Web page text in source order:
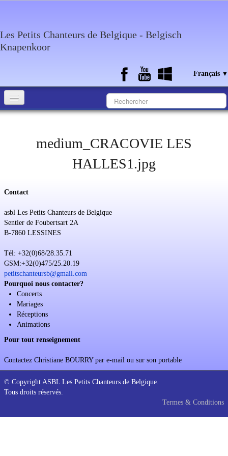
Les Petits Chanteurs de Belgique - Belgisch
Knapenkoor
Français ▼
Qui sommes-nous?
Contact
Sponsoring
Événements
medium_CRACOVIE LES
HALLES1.jpg
Contact
asbl Les Petits Chanteurs de Belgique
Sentier de Foubertsart 2A
B-7860 LESSINES
Tél: +32(0)68/28.35.71
GSM:+32(0)475/25.20.19
petitschanteursb@gmail.com
Pourquoi nous contacter?
Concerts
Mariages
Réceptions
Animations
Pour tout renseignement
Contactez Christiane BOURRY par e-mail ou sur son portable
© Copyright ASBL Les Petits Chanteurs de Belgique.
Tous droits réservés.
Termes & Conditions